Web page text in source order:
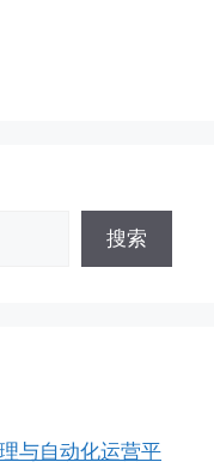
搜索
与自动化运营平